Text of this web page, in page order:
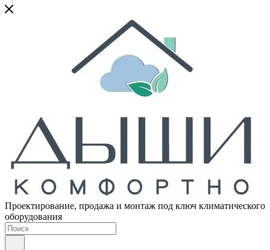
Проектирование, продажа и монтаж под ключ климатического
оборудования